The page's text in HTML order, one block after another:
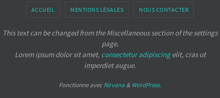
ACCUEIL MENTIONS LÉGALES NOUS CONTACTER
This text can be changed from the Miscellaneous section of the settings
page.
Lorem ipsumdolor sit amet, consectetur adipiscingelit, cras ut
imperdiet augue.
Fonctionne avecNirvana & WordPress.